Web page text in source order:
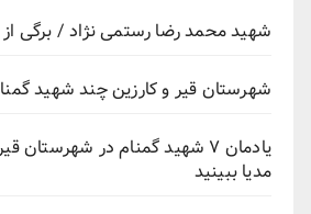
شهید محمد رضا رستمی نژاد / برگی از
شهرستان قیر و کارزین چند شهید
یادمان ۷ شهید گمنام در
مدیا ببینید